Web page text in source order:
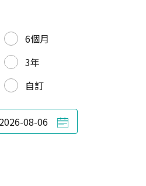
6個月
3年
自訂